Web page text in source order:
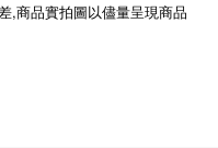
,商品實拍圖以儘量呈現商品